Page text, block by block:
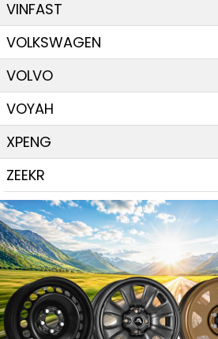
VINFAST
VOLKSWAGEN
VOLVO
VOYAH
XPENG
ZEEKR